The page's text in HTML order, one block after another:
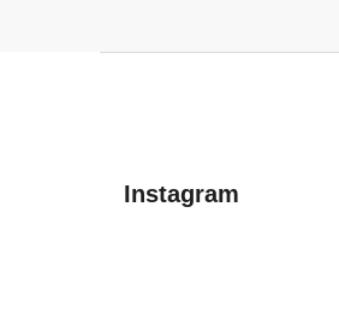
Instagram